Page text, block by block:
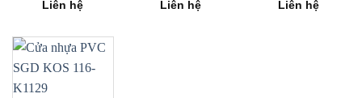
Liên hệ Liên hệ Liên hệ